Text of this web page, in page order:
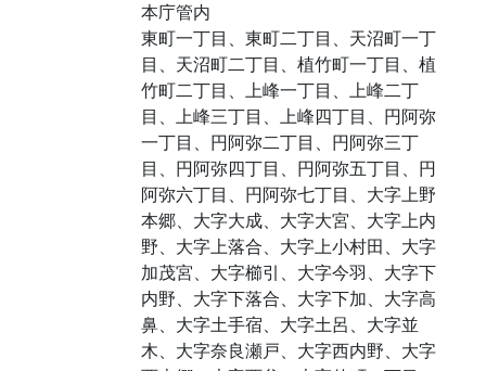
本庁管内
東町一丁目、東町二丁目、天沼町一丁
目、天沼町二丁目、植竹町一丁目、植
竹町二丁目、上峰一丁目、上峰二丁
目、上峰三丁目、上峰四丁目、円阿弥
一丁目、円阿弥二丁目、円阿弥三丁
目、円阿弥四丁目、円阿弥五丁目、円
阿弥六丁目、円阿弥七丁目、大字上野
本郷、大字大成、大字大宮、大字上内
野、大字上落合、大字上小村田、大字
加茂宮、大字櫛引、大字今羽、大字下
内野、大字下落合、大字下加、大字高
鼻、大字土手宿、大字土呂、大字並
木、大字奈良瀬戸、大字西内野、大字